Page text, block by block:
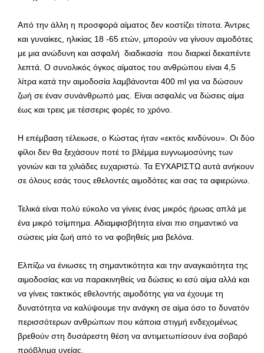
Από την άλλη η προσφορά αίματος δεν κοστίζει τίποτα. Άντρες
και γυναίκες, ηλικίας 18 -65 ετών, μπορούν να γίνουν αιμοδότες
με μια ανώδυνη και ασφαλή διαδικασία που διαρκεί δεκαπέντε
λεπτά. Ο συνολικός όγκος αίματος του ανθρώπου είναι 4,5
λίτρα κατά την αιμοδοσία λαμβάνονται 400 ml για να δώσουν
ζωή σε έναν συνάνθρωπό μας. Είναι ασφαλές να δώσεις αίμα
έως και τρεις με τέσσερις φορές το χρόνο.
Η επέμβαση τέλειωσε, ο Κώστας ήταν «εκτός κινδύνου». Οι δύο
φίλοι δεν θα ξεχάσουν ποτέ το βλέμμα ευγνωμοσύνης των
γονιών και τα χιλιάδες ευχαριστώ. Τα ΕΥΧΑΡΙΣΤΩ αυτά ανήκουν
σε όλους εσάς τους εθελοντές αιμοδότες και σας τα αφιερώνω.
Τελικά είναι πολύ εύκολο να γίνεις ένας μικρός ήρωας απλά με
ένα μικρό τσίμπημα. Αδιαμφισβήτητα είναι πιο σημαντικό να
σώσεις μία ζωή από το να φοβηθείς μια βελόνα.
Ελπίζω να ένιωσες τη σημαντικότητα και την αναγκαιότητα της
αιμοδοσίας και να παρακινηθείς να δώσεις κι εσύ αίμα αλλά και
να γίνεις τακτικός εθελοντής αιμοδότης για να έχουμε τη
δυνατότητα να καλύψουμε την ανάγκη σε αίμα όσο το δυνατόν
περισσότερων ανθρώπων που κάποια στιγμή ενδεχομένως
βρεθούν στη δυσάρεστη θέση να αντιμετωπίσουν ένα σοβαρό
πρόβλημα υγείας.